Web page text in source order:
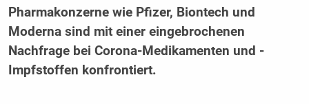
Pharmakonzerne wie Pfizer, Biontech und
Moderna sind mit einer eingebrochenen
Nachfrage bei Corona-Medikamenten und -
Impfstoffen konfrontiert.